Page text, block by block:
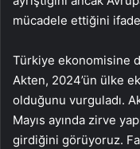
mücadele ettiğini
Türkiye ekonomisine
Akten, 2024’ün ülke
olduğunu vurguladı.
Mayıs ayında zirve
girdiğini görüyoruz.